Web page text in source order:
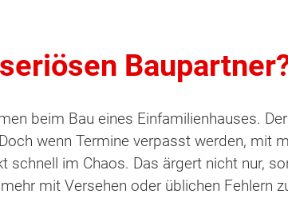
beim Bau eines Einfamilienhauses.
wenn Termine verpasst werden, mit
schnell im Chaos. Das ärgert nicht nur,
mit Versehen oder üblichen Fehlern